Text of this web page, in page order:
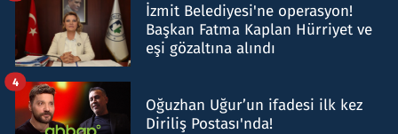
İzmit Belediyesi'ne operasyon!
Başkan Fatma Kaplan Hürriyet ve
eşi gözaltına alındı
Oğuzhan Uğur’un ifadesi ilk kez
Diriliş Postası'nda!
4